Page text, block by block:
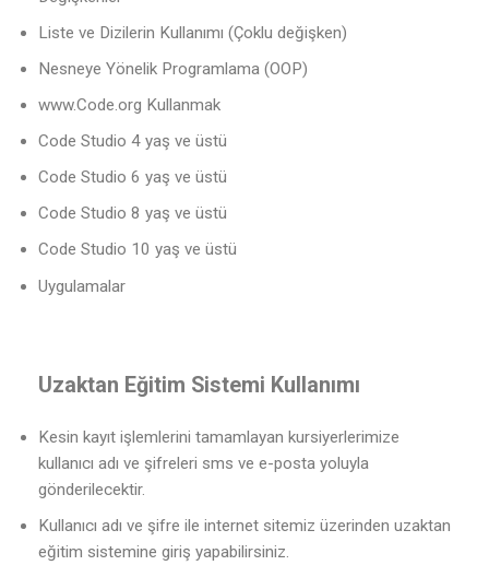
Liste ve Dizilerin Kullanımı (Çoklu değişken)
Nesneye Yönelik Programlama (OOP)
www.Code.org Kullanmak
Code Studio 4 yaş ve üstü
Code Studio 6 yaş ve üstü
Code Studio 8 yaş ve üstü
Code Studio 10 yaş ve üstü
Uygulamalar
Uzaktan Eğitim Sistemi Kullanımı
Kesin kayıt işlemlerini tamamlayan kursiyerlerimize
kullanıcı adı ve şifreleri sms ve e-posta yoluyla
gönderilecektir.
Kullanıcı adı ve şifre ile internet sitemiz üzerinden uzaktan
eğitim sistemine giriş yapabilirsiniz.